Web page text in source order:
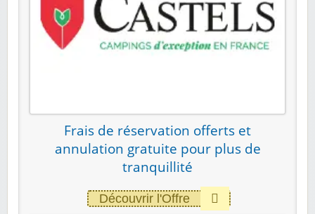
Frais de réservation offerts et
annulation gratuite pour plus de
tranquillité
Découvrir l'Offre